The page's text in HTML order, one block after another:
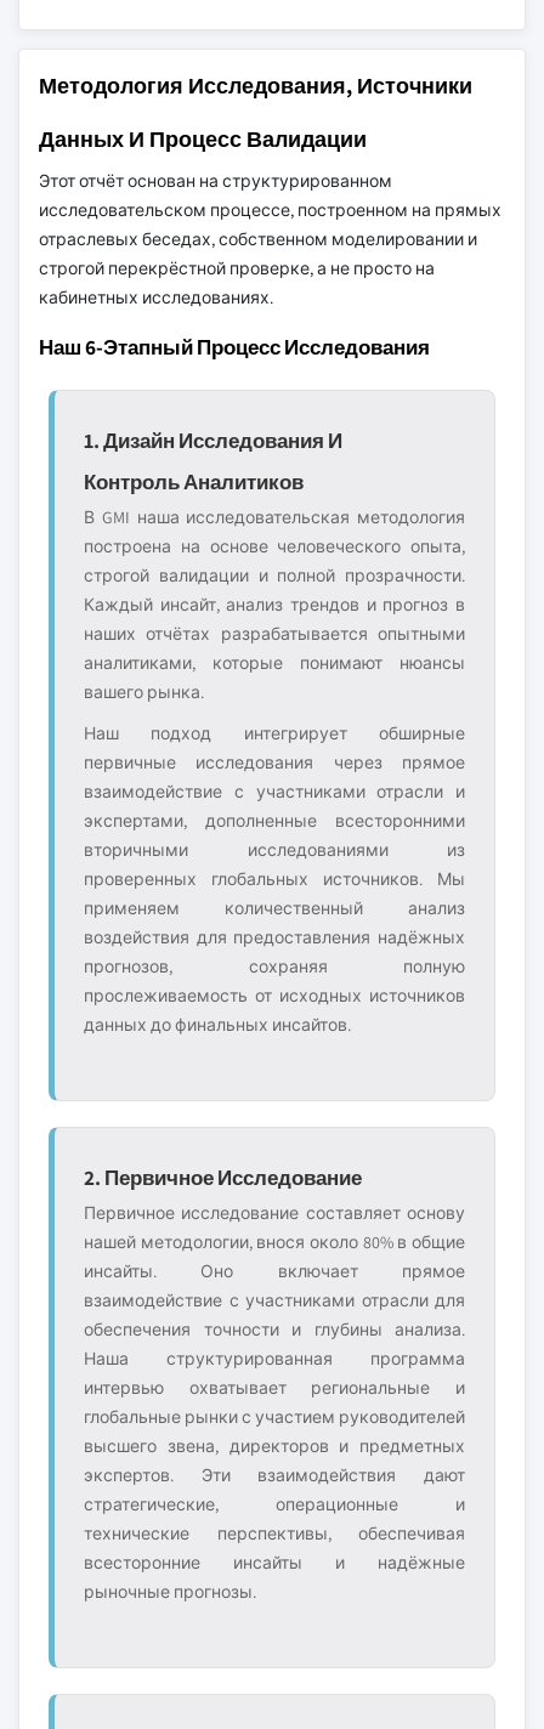
Методология Исследования, Источники
Данных И Процесс Валидации
Этот отчёт основан на структурированном
исследовательском процессе, построенном на прямых
отраслевых беседах, собственном моделировании и
строгой перекрёстной проверке, а не просто на
кабинетных исследованиях.
Наш 6-Этапный Процесс Исследования
1. Дизайн Исследования И
Контроль Аналитиков
В GMI наша исследовательская методология
построена на основе человеческого опыта,
строгой валидации и полной прозрачности.
Каждый инсайт, анализ трендов и прогноз в
наших отчётах разрабатывается опытными
аналитиками, которые понимают нюансы
вашего рынка.
Наш подход интегрирует обширные
первичные исследования через прямое
взаимодействие с участниками отрасли и
экспертами, дополненные всесторонними
вторичными исследованиями из
проверенных глобальных источников. Мы
применяем количественный анализ
воздействия для предоставления надёжных
прогнозов, сохраняя полную
прослеживаемость от исходных источников
данных до финальных инсайтов.
2. Первичное Исследование
Первичное исследование составляет основу
нашей методологии, внося около 80% в общие
инсайты. Оно включает прямое
взаимодействие с участниками отрасли для
обеспечения точности и глубины анализа.
Наша структурированная программа
интервью охватывает региональные и
глобальные рынки с участием руководителей
высшего звена, директоров и предметных
экспертов. Эти взаимодействия дают
стратегические, операционные и
технические перспективы, обеспечивая
всесторонние инсайты и надёжные
рыночные прогнозы.